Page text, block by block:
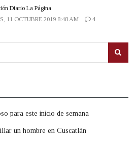
Diario La Página
11 OCTUBRE 2019 8:48 AM
4
para este inicio de semana
un hombre en Cuscatlán